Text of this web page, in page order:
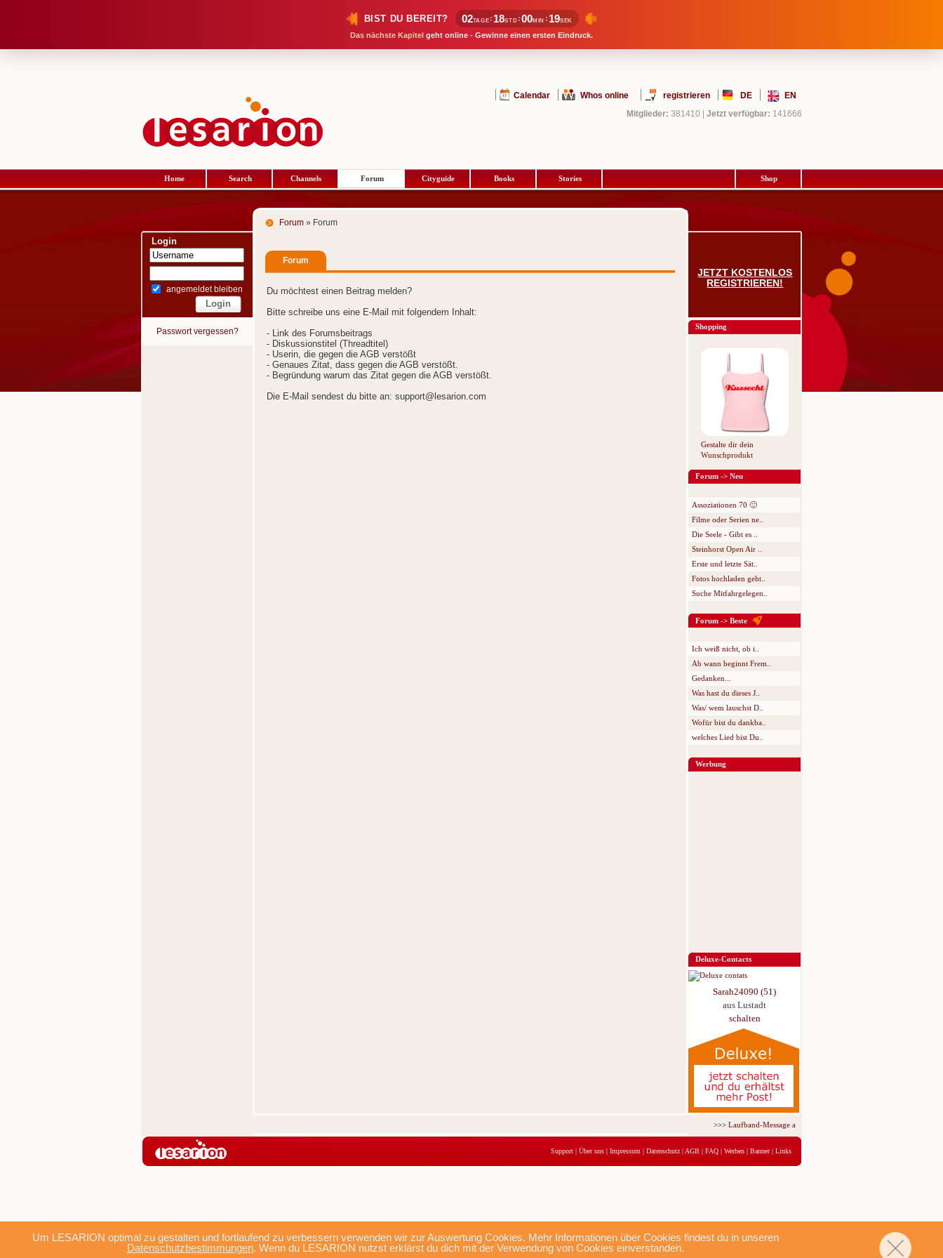
BIST DU BEREIT? 02TAGE : 18STD :00MIN : 18SEK
Das nächste Kapitel geht online - Gewinne einen ersten Eindruck.
Um LESARION optimal zu gestalten und fortlaufend zu verbessern verwenden wir zur Auswertung Cookies. Mehr Informationen über Cookies findest du in unseren
Datenschutzbestimmungen. Wenn du LESARION nutzst erklärst du dich mit der Verwendung von Cookies einverstanden.
Calendar Whos online registrieren DE
EN
Mitglieder: 381410 Jetzt verfügbar: 141666
Home Search Channels Forum Cityguide Books Stories Shop
Login
angemeldet bleiben
Passwort vergessen?
Forum » Forum
Forum
Du möchtest einen Beitrag melden?
Bitte schreibe uns eine E-Mail mit folgendem Inhalt:
- Link des Forumsbeitrags
- Diskussionstitel (Threadtitel)
- Userin, die gegen die AGB verstößt
- Genaues Zitat, dass gegen die AGB verstößt.
- Begründung warum das Zitat gegen die AGB verstößt.
Die E-Mail sendest du bitte an: support@lesarion.com
JETZT KOSTENLOS
REGISTRIEREN!
Shopping
Gestalte dir dein
Wunschprodukt
Forum -> Neu
Assoziationen 70 🙂
Filme oder Serien ne..
Die Seele - Gibt es ..
Steinhorst Open Air ..
Erste und letzte Sät..
Fotos hochladen geht..
Suche Mitfahrgelegen..
Forum -> Beste
Ich weiß nicht, ob i..
Ab wann beginnt Frem..
Gedanken...
Was hast du dieses J..
Was/ wem lauschst D..
Wofür bist du dankba..
welches Lied bist Du..
Werbung
Deluxe-Contacts
Sarah24090 (51)
aus Lustadt
schalten
>>>Laufband-Message ab nur 5,95 € für 3 Tage!
Support | Über uns | Impressum | Datenschutz | AGB | FAQ | Werben | Banner| Links